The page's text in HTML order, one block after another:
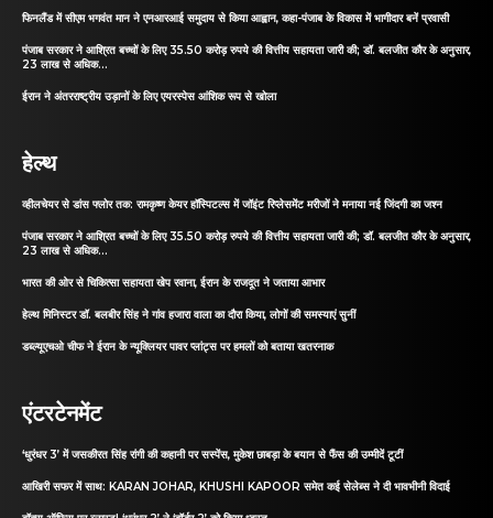
फिनलैंड में सीएम भगवंत मान ने एनआरआई समुदाय से किया आह्वान, कहा-पंजाब के विकास में भागीदार बनें प्रवासी
पंजाब सरकार ने आश्रित बच्चों के लिए 35.50 करोड़ रुपये की वित्तीय सहायता जारी की; डॉ. बलजीत कौर के अनुसार,
23 लाख से अधिक...
ईरान ने अंतरराष्ट्रीय उड़ानों के लिए एयरस्पेस आंशिक रूप से खोला
हेल्थ
व्हीलचेयर से डांस फ्लोर तक: रामकृष्ण केयर हॉस्पिटल्स में जॉइंट रिप्लेसमेंट मरीजों ने मनाया नई जिंदगी का जश्न
पंजाब सरकार ने आश्रित बच्चों के लिए 35.50 करोड़ रुपये की वित्तीय सहायता जारी की; डॉ. बलजीत कौर के अनुसार,
23 लाख से अधिक...
भारत की ओर से चिकित्सा सहायता खेप रवाना, ईरान के राजदूत ने जताया आभार
हेल्थ मिनिस्टर डॉ. बलबीर सिंह ने गांव हजारा वाला का दौरा किया, लोगों की समस्याएं सुनीं
डब्ल्यूएचओ चीफ ने ईरान के न्यूक्लियर पावर प्लांट्स पर हमलों को बताया खतरनाक
एंटरटेनमेंट
‘धुरंधर 3’ में जसकीरत सिंह रांगी की कहानी पर सस्पेंस, मुकेश छाबड़ा के बयान से फैंस की उम्मीदें टूटीं
आखिरी सफर में साथ: KARAN JOHAR, KHUSHI KAPOOR समेत कई सेलेब्स ने दी भावभीनी विदाई